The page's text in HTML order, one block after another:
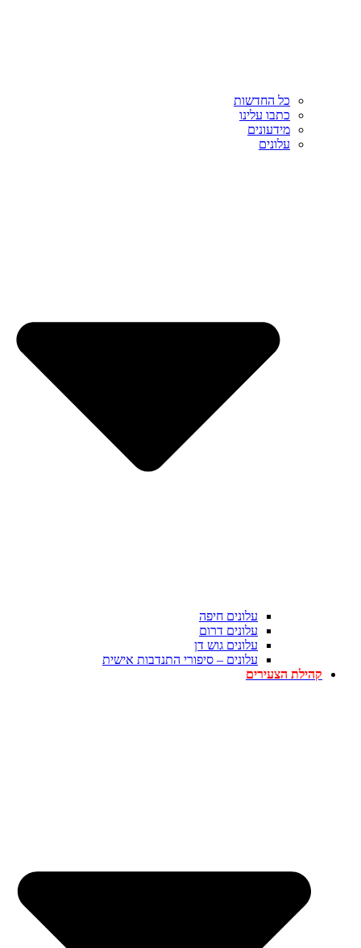
כל החדשות
כתבו עלינו
מידעונים
עלונים
עלונים חיפה
עלונים דרום
עלונים גוש דן
עלונים – סיפורי התנדבות אישית
קהילת הצעירים